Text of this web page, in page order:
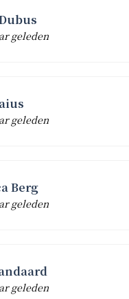
geleden
geleden
Berg
geleden
geleden